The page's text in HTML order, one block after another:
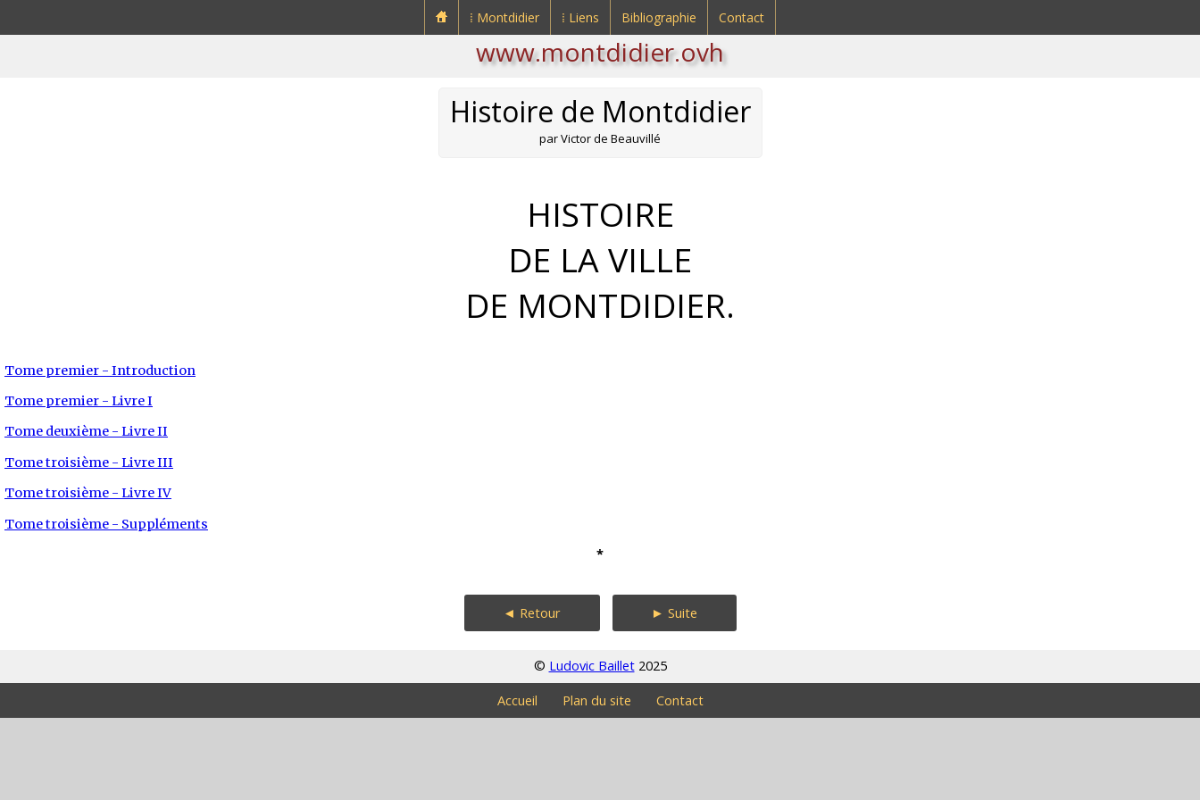
⁞ Montdidier ⁞ Liens Bibliographie Contact
www.montdidier.ovh
Histoire de Montdidier
par Victor de Beauvillé
HISTOIRE
DE LA VILLE
DE MONTDIDIER.
Tome premier - Introduction
Tome premier - Livre I
Tome deuxième - Livre II
Tome troisième - Livre III
Tome troisième - Livre IV
Tome troisième - Suppléments
*
◄ Retour ► Suite
© Ludovic Baillet2025
Accueil Plan du site Contact